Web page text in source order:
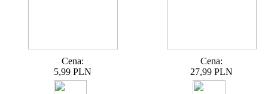
Cena:
5,99 PLN
Cena:
27,99 PLN